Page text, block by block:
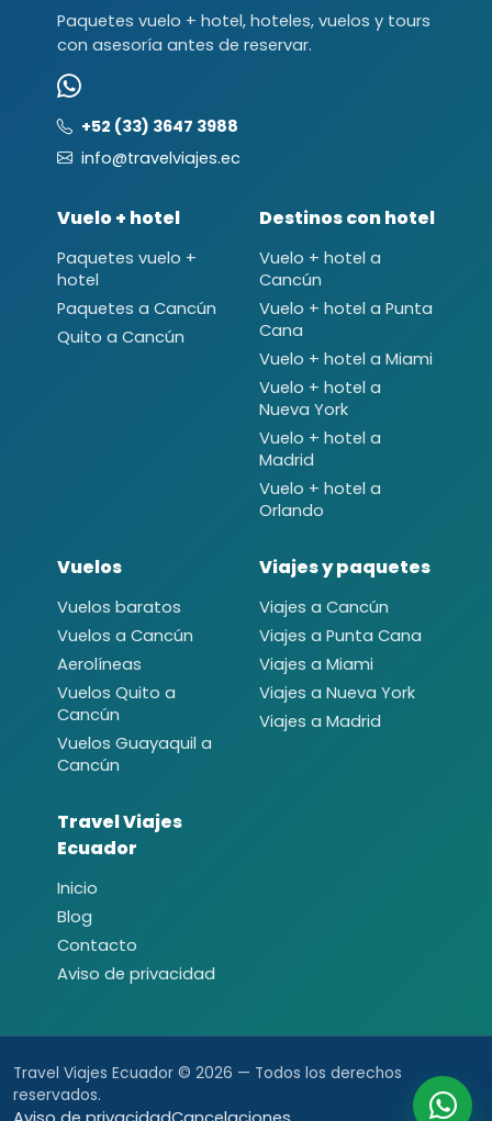
Paquetes vuelo + hotel, hoteles, vuelos y tours
con asesoría antes de reservar.
+52 (33) 3647 3988
info@travelviajes.ec
Vuelo + hotel
Paquetes vuelo +
hotel
Paquetes a Cancún
Quito a Cancún
Destinos con hotel
Vuelo + hotel a
Cancún
Vuelo + hotel a Punta
Cana
Vuelo + hotel a Miami
Vuelo + hotel a
Nueva York
Vuelo + hotel a
Madrid
Vuelo + hotel a
Orlando
Vuelos
Vuelos baratos
Vuelos a Cancún
Aerolíneas
Vuelos Quito a
Cancún
Vuelos Guayaquil a
Cancún
Viajes y paquetes
Viajes a Cancún
Viajes a Punta Cana
Viajes a Miami
Viajes a Nueva York
Viajes a Madrid
Travel Viajes
Ecuador
Inicio
Blog
Contacto
Aviso de privacidad
Travel Viajes Ecuador © 2026 — Todos los derechos
reservados.